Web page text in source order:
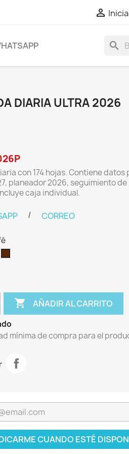

search
DIARIA ULTRA 2026
con 174 hojas. Contiene
planeador 2026, seguimiento
caja individual.
/ CORREO
 AÑADIR AL CARRITO
mínima de compra para el
CUANDO ESTÉ